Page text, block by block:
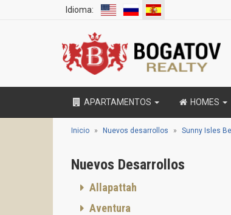
Idioma:
APARTAMENTOS HOMES
Inicio Nuevos desarrollos Sunny Isles
Nuevos Desarrollos
Allapattah
Aventura